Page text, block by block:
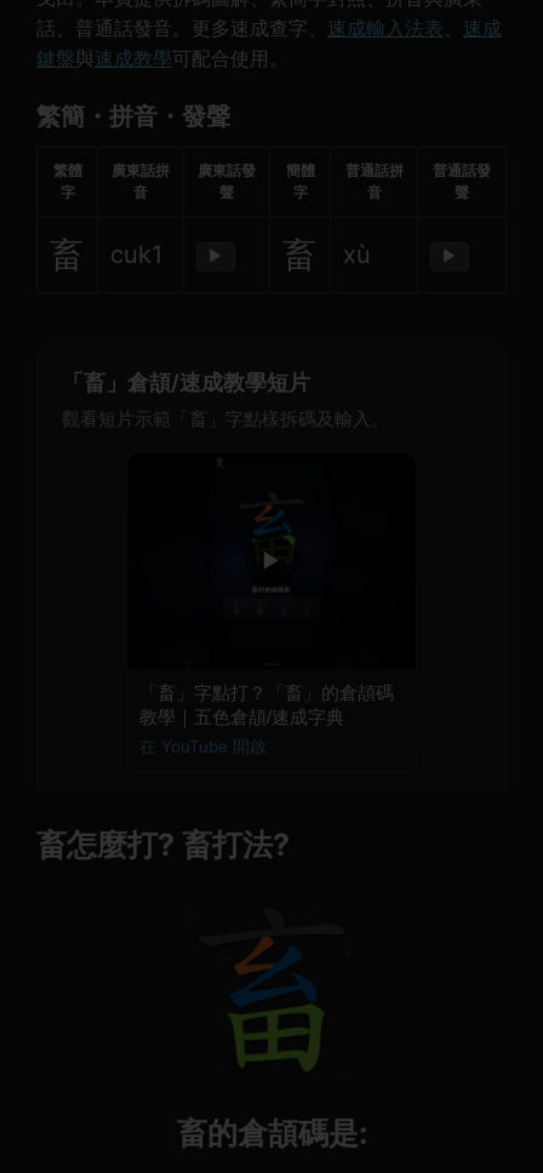
話、普通話發音。更多速成查字、 速成輸入法表、 速成
鍵盤與速成教學可配合使用。
繁簡・拼音・發聲
繁體
字
廣東話拼
音
廣東話發
聲
簡體
字
普通話拼
音
普通話發
聲
畜 cuk1 ▶ 畜 xù ▶
「畜」倉頡/速成教學短片
觀看短片示範「畜」字點樣拆碼及輸入。
▶
「畜」字點打？「畜」的倉頡碼
教學｜五色倉頡/速成字典
在 YouTube 開啟
畜怎麼打? 畜打法?
畜的倉頡碼是: